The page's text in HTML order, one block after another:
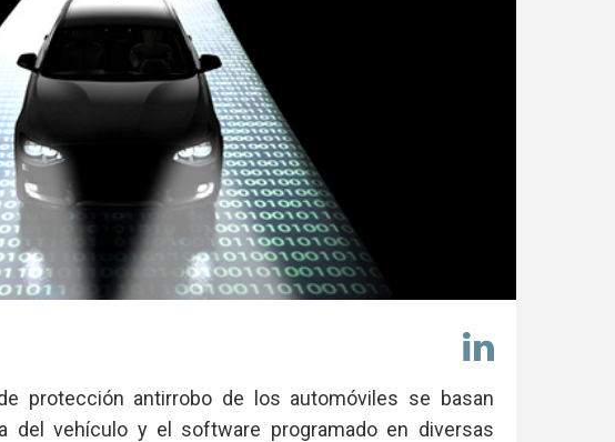
en
Linkedin
protección antirrobo de los automóviles se basan
del vehículo y el software programado en diversas